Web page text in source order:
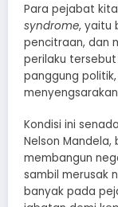
​Para pejabat
syndrome, yaitu
pencitraan, dan
perilaku
panggung
​Kondisi ini
Nelson
membangun
sambil merusak
banyak pada